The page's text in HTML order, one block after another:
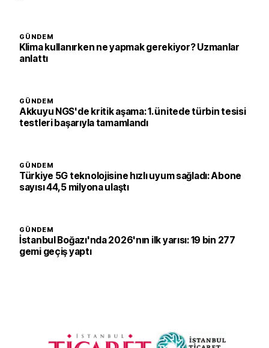
GÜNDEM
Klima kullanırken ne yapmak gerekiyor? Uzmanlar
anlattı
GÜNDEM
Akkuyu NGS'de kritik aşama: 1. ünitede türbin tesisi
testleri başarıyla tamamlandı
GÜNDEM
Türkiye 5G teknolojisine hızlı uyum sağladı: Abone
sayısı 44,5 milyona ulaştı
GÜNDEM
İstanbul Boğazı'nda 2026'nın ilk yarısı: 19 bin 277
gemi geçiş yaptı